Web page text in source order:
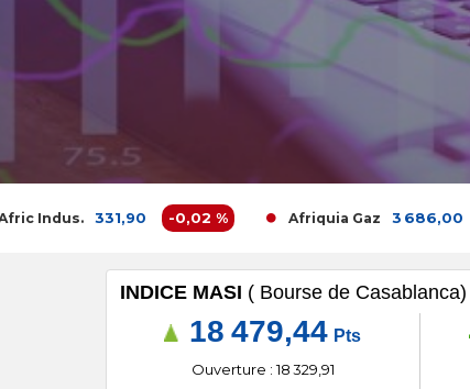
331,90 -0,02 % Afriquia Gaz 3 686,00 -
INDICE MASI ( Bourse de Casablanca)
18 479,44 Pts
Ouverture : 18 329,91